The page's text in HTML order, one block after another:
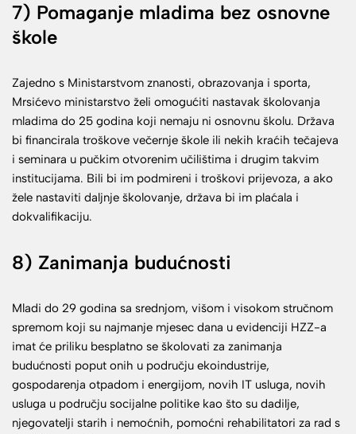
7) Pomaganje mladima bez osnovne
škole
Zajedno s Ministarstvom znanosti, obrazovanja i sporta,
Mrsićevo ministarstvo želi omogućiti nastavak školovanja
mladima do 25 godina koji nemaju ni osnovnu školu. Država
bi financirala troškove večernje škole ili nekih kraćih tečajeva
i seminara u pučkim otvorenim učilištima i drugim takvim
institucijama. Bili bi im podmireni i troškovi prijevoza, a ako
žele nastaviti daljnje školovanje, država bi im plaćala i
dokvalifikaciju.
8) Zanimanja budućnosti
Mladi do 29 godina sa srednjom, višom i visokom stručnom
spremom koji su najmanje mjesec dana u evidenciji HZZ-a
imat će priliku besplatno se školovati za zanimanja
budućnosti poput onih u području ekoindustrije,
gospodarenja otpadom i energijom, novih IT usluga, novih
usluga u području socijalne politike kao što su dadilje,
njegovatelji starih i nemoćnih, pomoćni rehabilitatori za rad s